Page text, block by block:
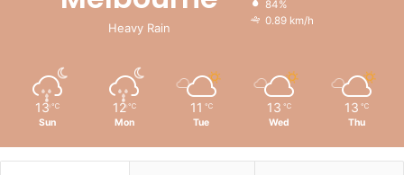
Heavy Rain
84%
0.89 km/h
13 ℃
Sun
12 ℃
Mon
11 ℃
Tue
13 ℃
Wed
13 ℃
Thu